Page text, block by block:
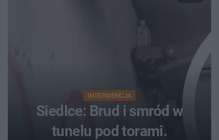
INTERWENCJA
Siedlce: Brud i smród w
tunelu pod torami.